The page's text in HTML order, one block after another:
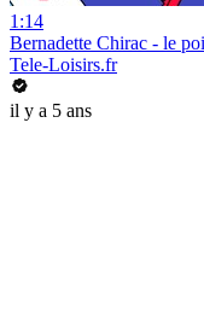
1:14
Bernadette Chirac - le
Tele-Loisirs.fr
il y a 5 ans